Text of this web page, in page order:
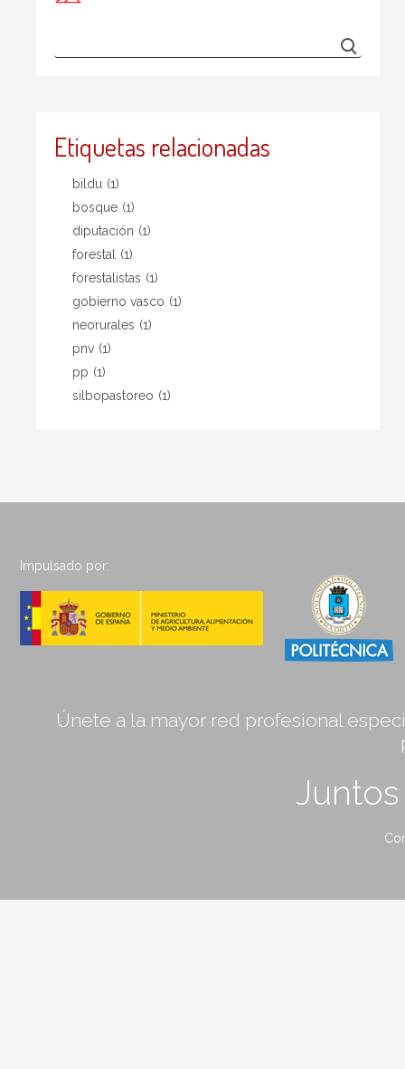
Etiquetas relacionadas
bildu (1)
bosque (1)
diputación (1)
forestal
(1)
forestalistas (1)
gobierno vasco (1)
neorurales (1)
pnv (1)
pp (1)
silbopastoreo (1)
Impulsado por:
Únete a la mayor red profesional